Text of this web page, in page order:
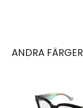
ANDRA FÄRGER